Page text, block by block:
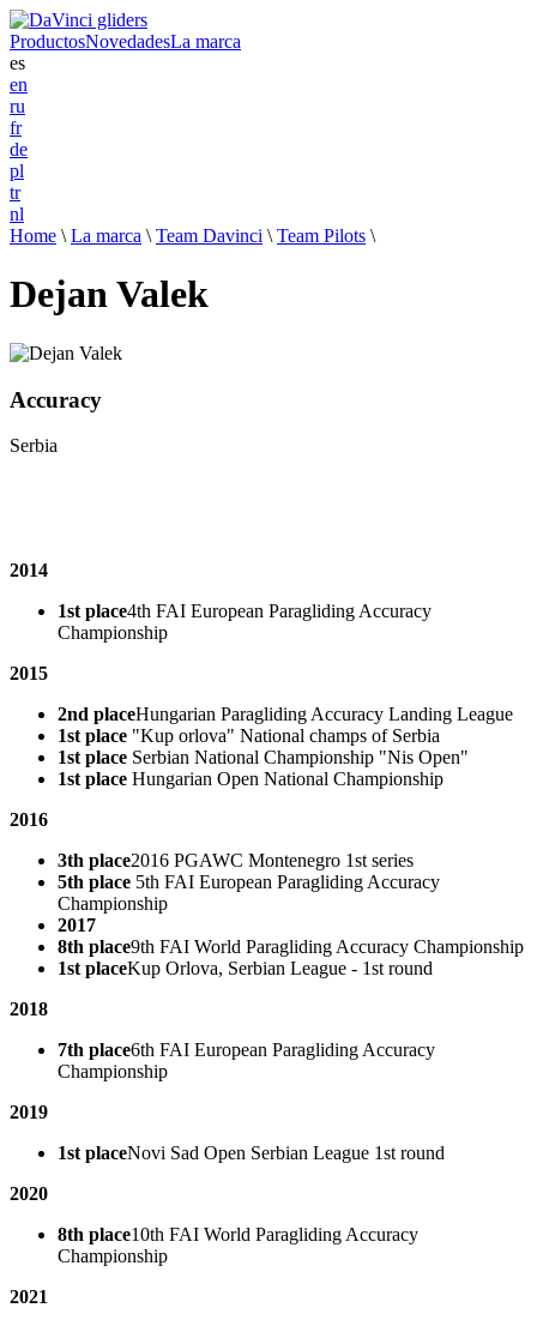
ProductosNovedadesLa marca
es
en
ru
fr
de
pl
tr
nl
Home \ La marca \ Team Davinci \ Team Pilots \
Dejan Valek
Accuracy
Serbia
2014
1st place4th FAI European Paragliding Accuracy
Championship
2015
2nd placeHungarian Paragliding Accuracy Landing League
1st place "Kup orlova" National champs of Serbia
1st place Serbian National Championship "Nis Open"
1st place Hungarian Open National Championship
2016
3th place2016 PGAWC Montenegro 1st series
5th place 5th FAI European Paragliding Accuracy
Championship
2017
8th place9th FAI World Paragliding Accuracy Championship
1st placeKup Orlova, Serbian League - 1st round
2018
7th place6th FAI European Paragliding Accuracy
Championship
2019
1st placeNovi Sad Open Serbian League 1st round
2020
8th place10th FAI World Paragliding Accuracy
Championship
2021